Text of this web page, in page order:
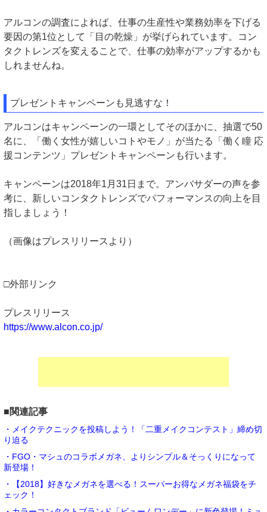
アルコンの調査によれば、仕事の生産性や業務効率を下げる
要因の第1位として「目の乾燥」が挙げられています。コン
タクトレンズを変えることで、仕事の効率がアップするかも
しれませんね。
プレゼントキャンペーンも見逃すな！
アルコンはキャンペーンの一環としてそのほかに、抽選で50
名に、「働く女性が嬉しいコトやモノ」が当たる「働く瞳 応
援コンテンツ」プレゼントキャンペーンも行います。
キャンペーンは2018年1月31日まで。アンバサダーの声を参
考に、新しいコンタクトレンズでパフォーマンスの向上を目
指しましょう！
（画像はプレスリリースより）
□外部リンク
プレスリリース
https://www.alcon.co.jp/
■関連記事
・メイクテクニックを投稿しよう！「二重メイクコンテスト」締め切
り迫る
・FGO・マシュのコラボメガネ、よりシンプル＆そっくりになって
新登場！
・【2018】好きなメガネを選べる！スーパーお得なメガネ福袋をチ
ェック！